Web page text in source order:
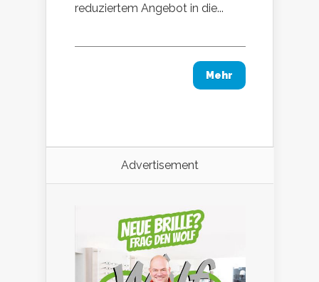
reduziertem Angebot in die...
Mehr
Advertisement